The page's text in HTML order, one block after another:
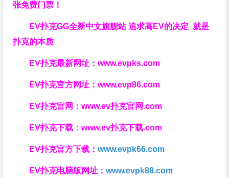
张免费门票！
EV扑克GG全新中文旗舰站追求高EV的决定就是
扑克的本质
EV扑克最新网址：www.evpks.com
EV扑克官方网址：www.evp86.com
EV扑克官网：www.ev扑克官网.com
EV扑克下载：www.ev扑克下载.com
EV扑克官方下载：www.evpk66.com
EV扑克电脑版网址：www.evpk88.com